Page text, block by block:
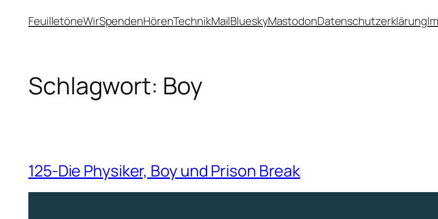
InhaltFeuilletöneWirSpendenHörenTechnikMailBlueskyMastodonDatenschutzerklärung
Schlagwort: Boy
125-Die Physiker, Boy und Prison Break